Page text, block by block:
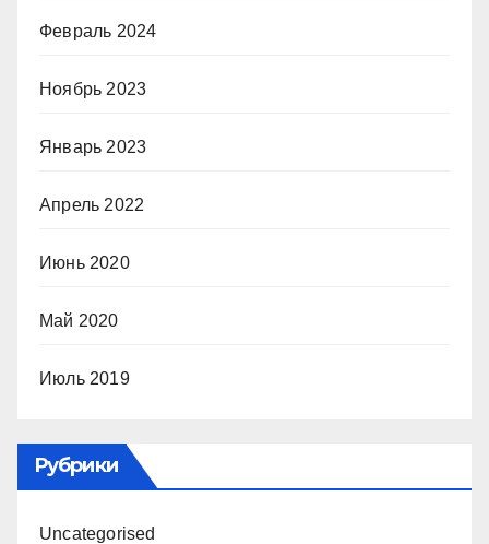
Февраль 2024
Ноябрь 2023
Январь 2023
Апрель 2022
Июнь 2020
Май 2020
Июль 2019
Рубрики
Uncategorised